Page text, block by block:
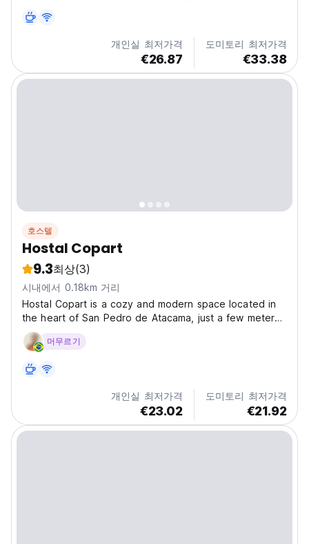
translated from original language)
개인실 최저가격
€26.87
도미토리 최저가격
€33.38
호스텔
Hostal Copart
9.3최상(3)
시내에서 0.18km 거리
Hostal Copart is a cozy and modern space located in
the heart of San Pedro de Atacama, just a few meters
from the center. We offer a variety of rooms for all
types of travellers: shared, double, triple, and
머무르기
개인실 최저가격
€23.02
도미토리 최저가격
€21.92